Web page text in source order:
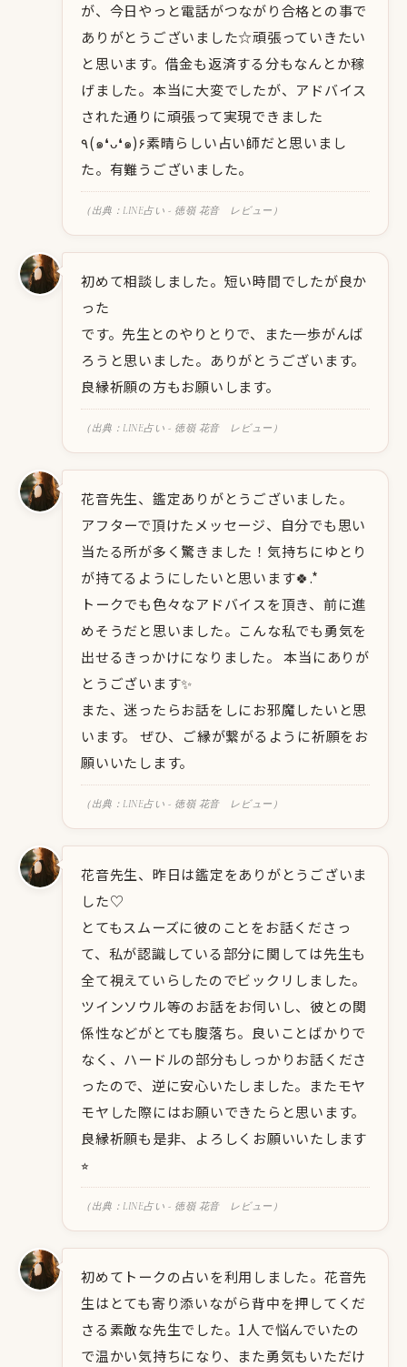
が、今日やっと電話がつながり合格との事で
ありがとうございました☆頑張っていきたい
と思います。借金も返済する分もなんとか稼
げました。本当に大変でしたが、アドバイス
された通りに頑張って実現できました
٩(๑❛ᴗ❛๑)۶素晴らしい占い師だと思いまし
た。有難うございました。
（出典：LINE占い - 徳嶺 花音 レビュー）
初めて相談しました。短い時間でしたが良か
った
です。先生とのやりとりで、また一歩がんば
ろうと思いました。ありがとうございます。
良縁祈願の方もお願いします。
（出典：LINE占い - 徳嶺 花音 レビュー）
花音先生、鑑定ありがとうございました。
アフターで頂けたメッセージ、自分でも思い
当たる所が多く驚きました！気持ちにゆとり
が持てるようにしたいと思います🍀.*
トークでも色々なアドバイスを頂き、前に進
めそうだと思いました。こんな私でも勇気を
出せるきっかけになりました。 本当にありが
とうございます✨
また、迷ったらお話をしにお邪魔したいと思
います。 ぜひ、ご縁が繋がるように祈願をお
願いいたします。
（出典：LINE占い - 徳嶺 花音 レビュー）
花音先生、昨日は鑑定をありがとうございま
した♡
とてもスムーズに彼のことをお話くださっ
て、私が認識している部分に関しては先生も
全て視えていらしたのでビックリしました。
ツインソウル等のお話をお伺いし、彼との関
係性などがとても腹落ち。良いことばかりで
なく、ハードルの部分もしっかりお話くださ
ったので、逆に安心いたしました。またモヤ
モヤした際にはお願いできたらと思います。
良縁祈願も是非、よろしくお願いいたします
⭐︎
（出典：LINE占い - 徳嶺 花音 レビュー）
初めてトークの占いを利用しました。花音先
生はとても寄り添いながら背中を押してくだ
さる素敵な先生でした。1人で悩んでいたの
で温かい気持ちになり、また勇気もいただけ